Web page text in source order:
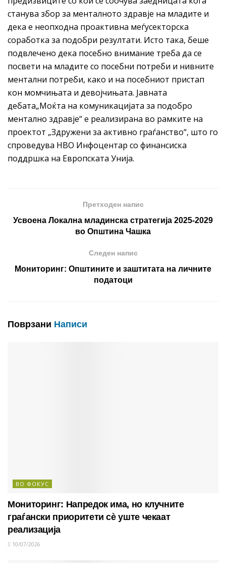
станува збор за менталното здравје на младите и
дека е неопходна проактивна меѓусекторска
соработка за подобри резултати. Исто така, беше
подвлечено дека посебно внимание треба да се
посвети на младите со посебни потреби и нивните
ментални потреби, како и на посебниот пристап
кон момчињата и девојчињата. Јавната
дебата„Моќта на комуникацијата за подобро
ментално здравје“ е реализирана во рамките на
проектот „Здружени за активно граѓанство“, што го
спроведува НВО Инфоцентар со финансиска
поддршка на Европската Унија.
Претходен напис
Усвоена Локална младинска стратегија 2025-2029
во Општина Чашка
Следен напис
Мониторинг: Општините и заштитата на личните
податоци
Поврзани Написи
ВО ФОКУС
Мониторинг: Напредок има, но клучните
граѓански приоритети сè уште чекаат
реализација
10/07/2026